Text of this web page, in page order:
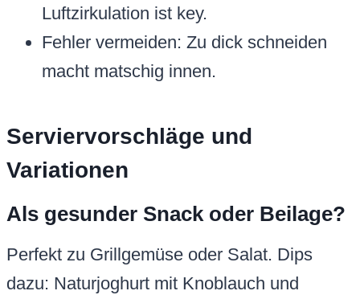
Luftzirkulation ist key.
Fehler vermeiden: Zu dick schneiden
macht matschig innen.
Serviervorschläge und
Variationen
Als gesunder Snack oder Beilage?
Perfekt zu Grillgemüse oder Salat. Dips
dazu: Naturjoghurt mit Knoblauch und